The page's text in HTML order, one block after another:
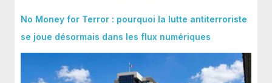
No Money for Terror : pourquoi la lutte antiterroriste
se joue désormais dans les flux numériques